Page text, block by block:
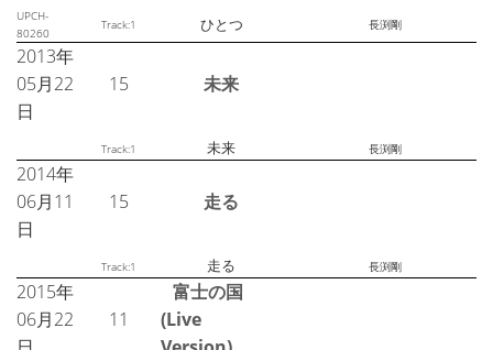
UPCH-
80260
Track:1 ひとつ 長渕剛
2013年
05月22
日
15 未来
Track:1 未来 長渕剛
2014年
06月11
日
15 走る
Track:1 走る 長渕剛
2015年
06月22
11
富士の国
(Live